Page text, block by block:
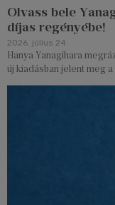
Olvass bele
díjas regényébe!
2026. július 24.
Hanya Yanagihara
új kiadásban jelent meg a